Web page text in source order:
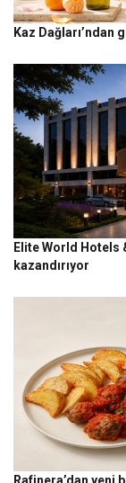
Kaz Dağları’ndan
Elite World Hotels
kazandırıyor